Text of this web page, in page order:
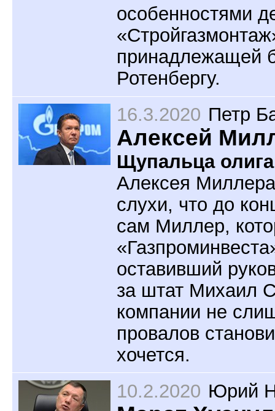
особенностями
принадлежащей
Ротенбергу.
16.3.2020 Петр
Алексей
Щупальца
Алексея
слухи, что до
сам Миллер,
оставивший
за штат Михаил
компании не
провалов
хочется.
10.2.2020 Юрий